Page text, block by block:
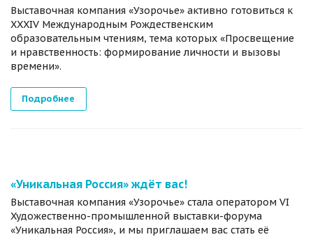
Выставочная компания «Узорочье» активно готовиться к
XXXIV Международным Рождественским
образовательным чтениям, тема которых «Просвещение
и нравственность: формирование личности и вызовы
времени».
Подробнее
«Уникальная Россия» ждёт вас!
Выставочная компания «Узорочье» стала оператором VI
Художественно-промышленной выставки-форума
«Уникальная Россия», и мы приглашаем вас стать её